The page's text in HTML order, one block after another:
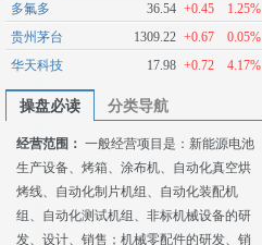
多氟多
36.54 +0.45
1.25%
贵州茅台
1309.22 +0.67
0.05%
华天科技
17.98 +0.72 4.17%
操盘必读 分类导航
经营范围： 一般经营项目是：新能源电池
生产设备、烤箱、涂布机、自动化真空烘
烤线、自动化制片机组、自动化装配机
组、自动化测试机组、非标机械设备的研
发、设计、销售；机械零配件的研发、销